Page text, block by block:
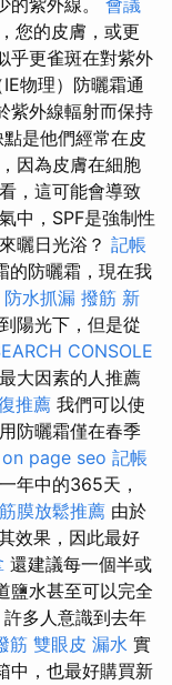
的紫外線。 會議
您的皮膚，或更
乎更雀斑在對紫外
物理）防曬霜通
紫外線輻射而保持
是他們經常在皮
因為皮膚在細胞
，這可能會導致
中，SPF是強制性
曬日光浴？ 記帳
的防曬霜，現在我
防水抓漏 撥筋 新
陽光下，但是從
CONSOLE
大因素的人推薦
推薦 我們可以使
防曬霜僅在春季
on page seo 記帳
年中的365天，
膜放鬆推薦 由於
效果，因此最好
還建議每一個半或
鹽水甚至可以完全
許多人意識到去年
筋 雙眼皮 漏水 實
中，也最好購買新